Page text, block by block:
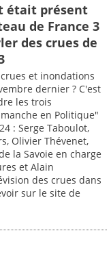
était présent
de France 3
des crues de
et inondations
dernier ? C'est
les trois
en Politique"
: Serge Taboulot,
Olivier Thévenet,
la Savoie en charge
et Alain
des crues dans
sur le site de